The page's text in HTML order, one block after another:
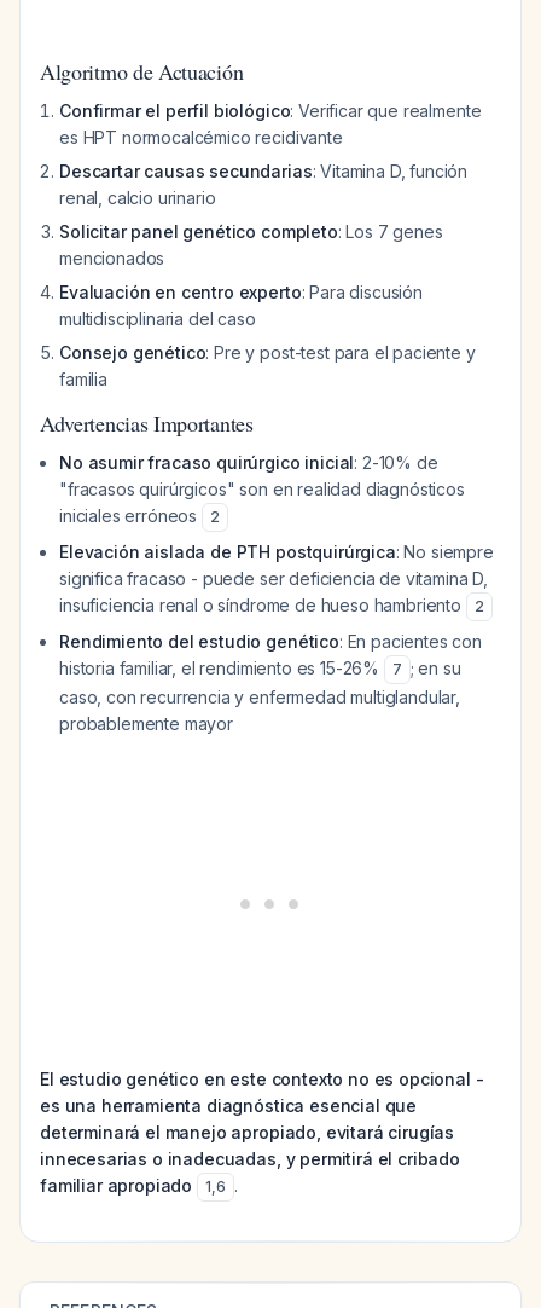
Algoritmo de Actuación
Confirmar el perfil biológico: Verificar que realmente
es HPT normocalcémico recidivante
Descartar causas secundarias: Vitamina D, función
renal, calcio urinario
Solicitar panel genético completo: Los 7 genes
mencionados
Evaluación en centro experto: Para discusión
multidisciplinaria del caso
Consejo genético: Pre y post-test para el paciente y
familia
Advertencias Importantes
No asumir fracaso quirúrgico inicial: 2-10% de
"fracasos quirúrgicos" son en realidad diagnósticos
iniciales erróneos
2
Elevación aislada de PTH postquirúrgica: No siempre
significa fracaso - puede ser deficiencia de vitamina D,
insuficiencia renal o síndrome de hueso hambriento
2
Rendimiento del estudio genético: En pacientes con
historia familiar, el rendimiento es 15-26%
7 ; en su
caso, con recurrencia y enfermedad multiglandular,
probablemente mayor
El estudio genético en este contexto no es opcional -
es una herramienta diagnóstica esencial que
determinará el manejo apropiado, evitará cirugías
innecesarias o inadecuadas, y permitirá el cribado
familiar apropiado
1,6 .